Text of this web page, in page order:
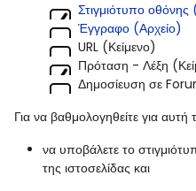
Στιγμιότυπο οθόνης
Έγγραφο (Αρχείο)
URL (Κείμενο)
Πρόταση - Λέξη
Δημοσίευση σε
Για να βαθμολογηθείτε για
να υποβάλετε το
της ιστοσελίδας και